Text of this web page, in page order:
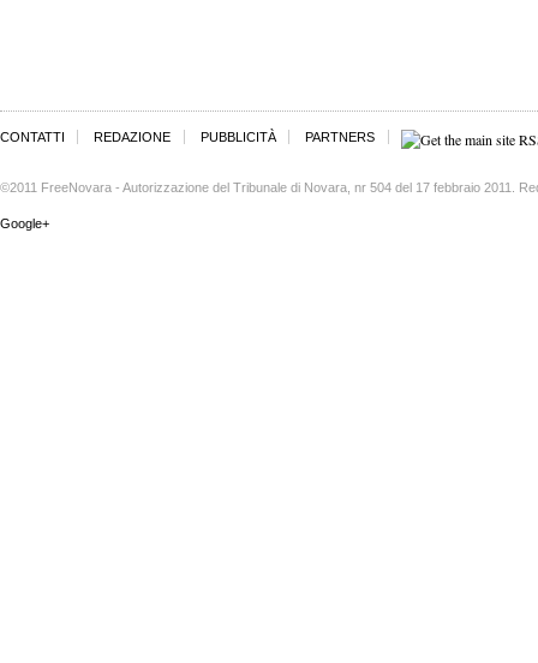
CONTATTI REDAZIONE PUBBLICITÀ PARTNERS
©2011 FreeNovara - Autorizzazione del Tribunale di Novara, nr 504 del 17 febbraio 2011.
Google+